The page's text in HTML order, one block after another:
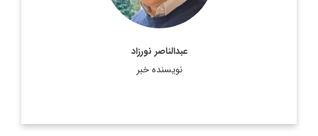
عبدالناصر نورزاد
نویسنده خبر